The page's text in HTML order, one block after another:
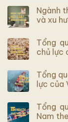
Ngành
và xu
Tổng
chủ lực
Tổng
lực của
Tổng
Nam